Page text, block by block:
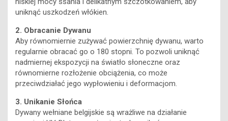
uniknąć uszkodzeń włókien.
2. Obracanie Dywanu
Aby równomiernie zużywać powierzchnię dywanu, warto
regularnie obracać go o 180 stopni. To pozwoli uniknąć
nadmiernej ekspozycji na światło słoneczne oraz
równomierne rozłożenie obciążenia, co może
przeciwdziałać jego wypłowieniu i deformacjom.
3. Unikanie Słońca
Dywany wełniane belgijskie są wrażliwe na działanie